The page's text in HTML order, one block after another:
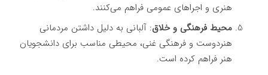
هنری و اجراهای عمومی فراهم می‌کنند.
محیط فرهنگی و خلاق: آلبانی به دلیل داشتن مردمانی
هنردوست و فرهنگی غنی، محیطی مناسب برای دانشجویان
هنر فراهم کرده است.